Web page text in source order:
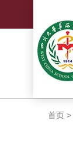
首页 >